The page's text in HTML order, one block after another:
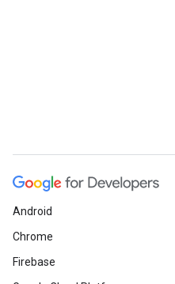
Android
Chrome
Firebase